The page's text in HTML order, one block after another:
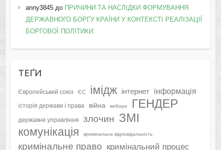
anny3845до ПРИЧИНИ ТА НАСЛІДКИ ФОРМУВАННЯ
ДЕРЖАВНОГО БОРГУ КРАЇНИ У КОНТЕКСТІ РЕАЛІЗАЦІЇ
БОРГОВОЇ ПОЛІТИКИ
ТЕҐИ
Європейський союз ЄС імідж інтернет інформація
історія держави і права війна вибори ГЕНДЕР
державне управління злочин ЗМІ
комунікація кримінальна відповідальність
кримінальне право кримінальний процес